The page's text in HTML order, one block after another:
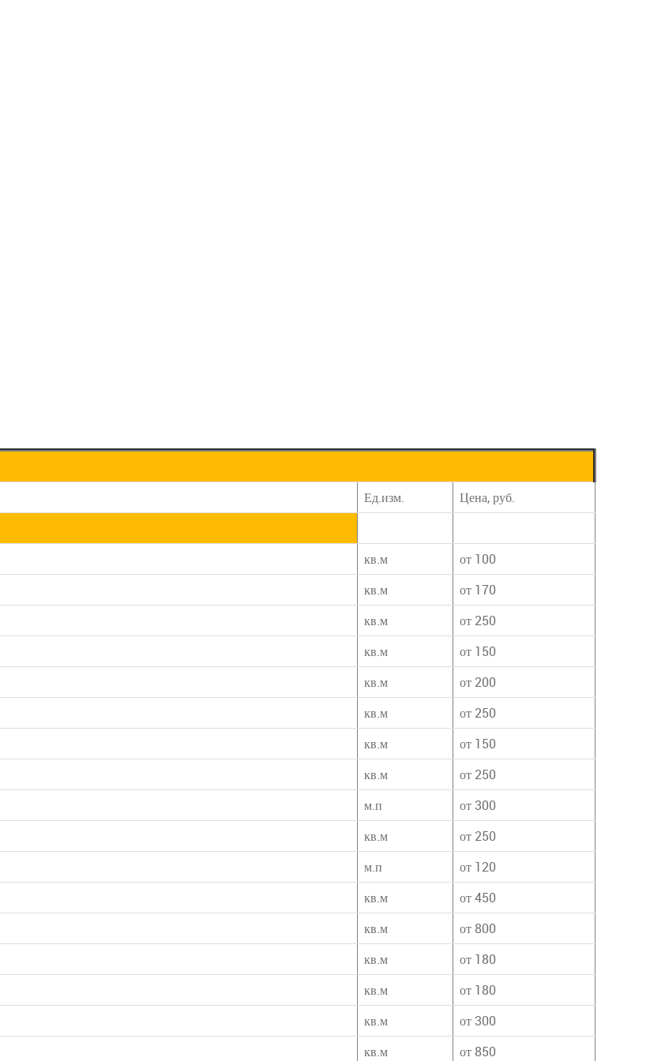
Ед.изм.
Цена, руб.
кв.м
от 100
кв.м
от 170
кв.м
от 250
кв.м
от 150
кв.м
от 200
кв.м
от 250
кв.м
от 150
кв.м
от 250
м.п
от 300
кв.м
от 250
м.п
от 120
кв.м
от 450
кв.м
от 800
кв.м
от 180
кв.м
от 180
кв.м
от 300
кв.м от 850